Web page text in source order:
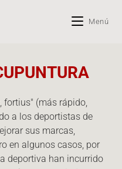
Menú
fortius" (más rápido,
a los deportistas de
sus marcas,
en algunos casos, por
deportiva han incurrido